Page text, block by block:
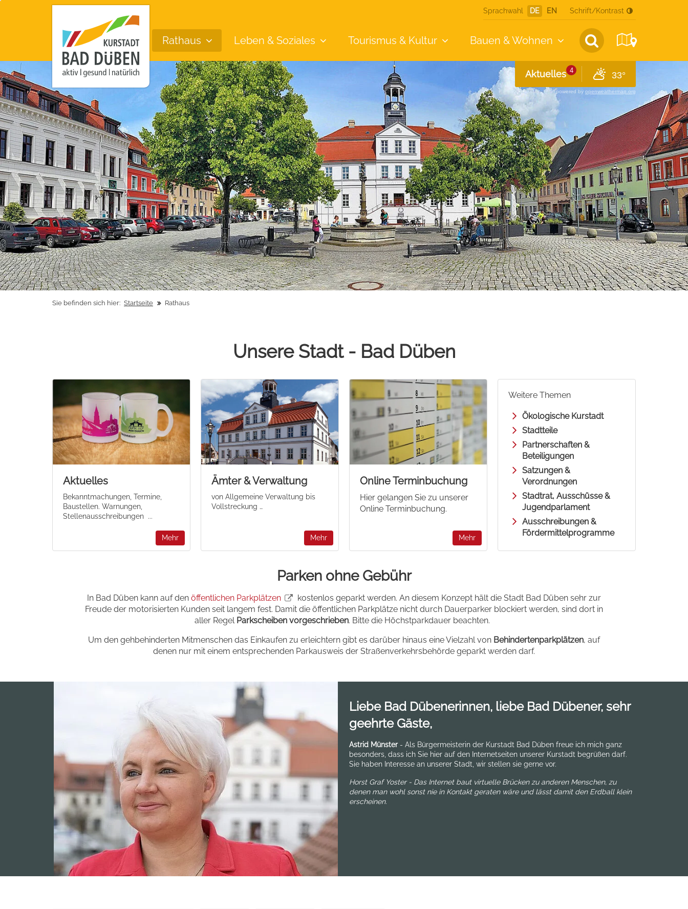
Sprachwahl DE EN Schrift/Kontrast
Aktuelles 4 33°
powered by openweathermap.org
Rathaus Leben &Soziales Tourismus & Kultur Bauen &Wohnen
Sie befinden sich hier: Startseite Rathaus
Unsere Stadt - Bad Düben
Aktuelles
Bekanntmachungen, Termine,
Baustellen. Warnungen,
Stellenausschreibungen ...
Mehr
Ämter & Verwaltung
von Allgemeine Verwaltung bis
Vollstreckung …
Mehr
Online Terminbuchung
Hier gelangen Sie zu unserer
Online Terminbuchung.
Mehr
Weitere Themen
Ökologische Kurstadt
Stadtteile
Partnerschaften &
Beteiligungen
Satzungen &
Verordnungen
Stadtrat, Ausschüsse &
Jugendparlament
Ausschreibungen &
Fördermittelprogramme
Parken ohne Gebühr
In Bad Düben kann auf den öffentlichen Parkplätzen
kostenlos geparkt werden. An diesem Konzept hält die Stadt Bad Düben sehr zur
Freude der motorisierten Kunden seit langem fest. Damit die öffentlichen Parkplätze nicht durch Dauerparker blockiert werden, sind dort in
aller Regel Parkscheiben vorgeschrieben. Bitte die Höchstparkdauer beachten.
Um den gehbehinderten Mitmenschen das Einkaufen zu erleichtern gibt es darüber hinaus eine Vielzahl von Behindertenparkplätzen, auf
denen nur mit einem entsprechenden Parkausweis der Straßenverkehrsbehörde geparkt werden darf.
Liebe Bad Dübenerinnen, liebe Bad Dübener, sehr
geehrte Gäste,
Astrid Münster- Als Bürgermeisterin der Kurstadt Bad Düben freue ich mich ganz
besonders, dass ich Sie hier auf den Internetseiten unserer Kurstadt begrüßen darf.
Sie haben Interesse an unserer Stadt, wir stellen sie gerne vor.
Horst Graf Yoster - Das Internet baut virtuelle Brücken zu anderen Menschen, zu
denen man wohl sonst nie in Kontakt geraten wäre und lässt damit den Erdball klein
erscheinen.